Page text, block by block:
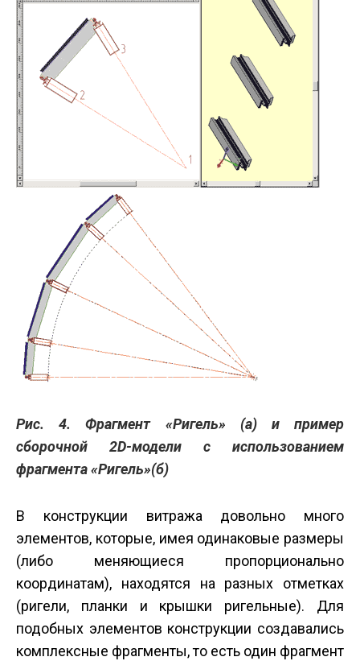
Рис. 4. Фрагмент «Ригель» (а) и пример
сборочной 2D-модели с использованием
фрагмента «Ригель»(б)
В конструкции витража довольно много
элементов, которые, имея одинаковые размеры
(либо меняющиеся пропорционально
координатам), находятся на разных отметках
(ригели, планки и крышки ригельные). Для
подобных элементов конструкции создавались
комплексные фрагменты, то есть один фрагмент